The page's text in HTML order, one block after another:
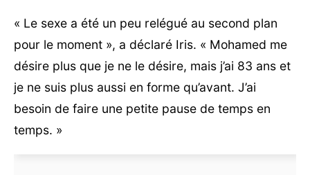
« Le sexe a été un peu relégué au second plan
pour le moment », a déclaré Iris. « Mohamed me
désire plus que je ne le désire, mais j’ai 83 ans et
je ne suis plus aussi en forme qu’avant. J’ai
besoin de faire une petite pause de temps en
temps. »